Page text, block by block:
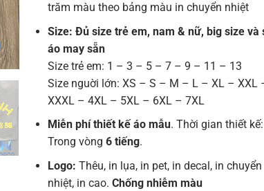
trăm màu theo bảng màu in chuyển nhiệt
Size: Đủ size trẻ em, nam & nữ, big size và
áo may sẵn
Size trẻ em: 1 – 3 – 5 – 7 – 9 – 11 – 13
Size nguời lớn: XS – S – M – L – XL – XXL
XXXL – 4XL – 5XL – 6XL – 7XL
Miễn phí thiết kế áo mẫu. Thời gian thiết kế:
Trong vòng 6 tiếng.
Logo: Thêu, in lụa, in pet, in decal, in chuyển
nhiệt, in cao. Chống nhiễm màu